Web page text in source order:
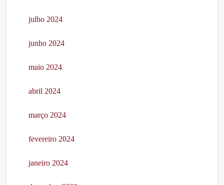
julho 2024
junho 2024
maio 2024
abril 2024
março 2024
fevereiro 2024
janeiro 2024